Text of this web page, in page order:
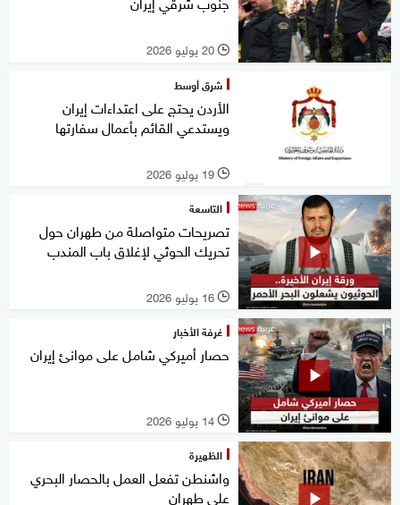
l 20 يوليو 2026
شرق أوسط
الأردن يحتج على اعتداءات إيران
ويستدعي القائم بأعمال سفارتها
l 19 يوليو 2026
التاسعة
تصريحات متواصلة من طهران حول
تحريك الحوثي لإغلاق باب المندب
l 16 يوليو 2026
غرفة الأخبار
حصار أميركي شامل على موانئ إيران
l 14 يوليو 2026
الظهيرة
واشنطن تفعل العمل بالحصار البحري
على طهران